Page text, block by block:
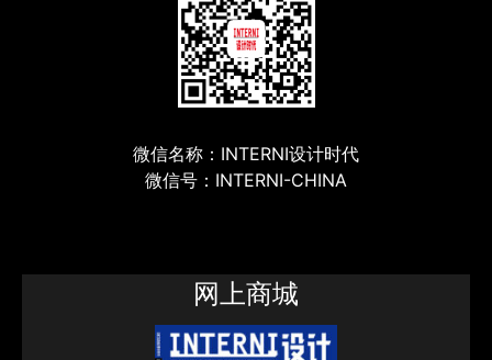
微信名称：INTERNI设计时代
微信号：INTERNI-CHINA
网上商城